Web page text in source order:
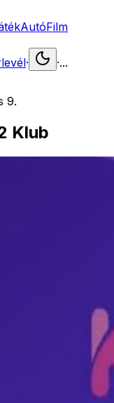
AutóFilm
· ·...
9.
Klub